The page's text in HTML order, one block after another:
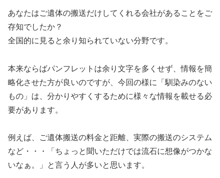
あなたはご遺体の搬送だけしてくれる会社があることをご
存知でしたか？
全国的に見ると余り知られていない分野です。
本来ならばパンフレットは余り文字を多くせず、情報を簡
略化させた方が良いのですが、今回の様に「馴染みのない
もの」は、分かりやすくするために様々な情報を載せる必
要があります。
例えば、ご遺体搬送の料金と距離、実際の搬送のシステム
など・・・「ちょっと聞いただけでは流石に想像がつかな
いなぁ。」と言う人が多いと思います。